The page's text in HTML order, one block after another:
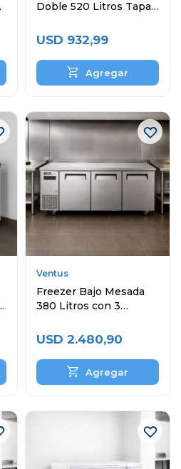
Doble 520 Litros Tapa
USD 932,99
Ventus
Freezer Bajo Mesada
380 Litros con 3
USD 2.480,90